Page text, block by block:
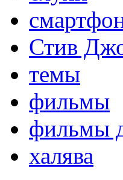
Стив
темы
фильмы
фильмы
халява